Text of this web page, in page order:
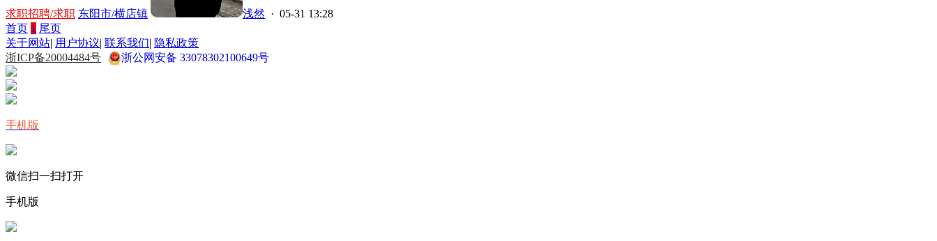
求职招聘/求职 东阳市/横店镇 浅然 · 05-31 13:28
首页 1 尾页
关于网站| 用户协议| 联系我们| 隐私政策
浙ICP备20004484号
浙公网安备 33078302100649号
手机版
微信扫一扫打开
手机版